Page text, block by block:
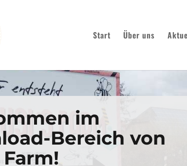
Start Über uns
im
Bereich von
Farm!